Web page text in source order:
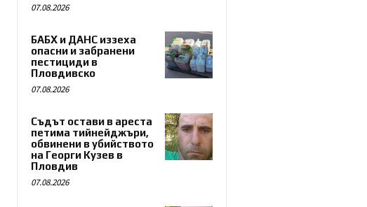
07.08.2026
БАБХ и ДАНС иззеха
опасни и забранени
пестициди в
Пловдивско
07.08.2026
Съдът остави в ареста
петима тийнейджъри,
обвинени в убийството
на Георги Кузев в
Пловдив
07.08.2026